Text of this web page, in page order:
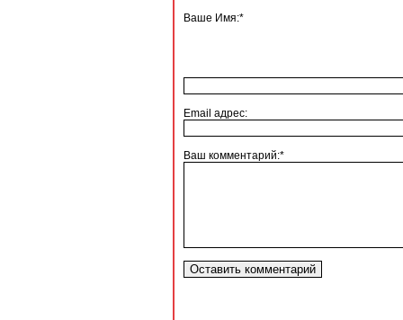
Ваше Имя:*
Email адрес:
Ваш комментарий:*